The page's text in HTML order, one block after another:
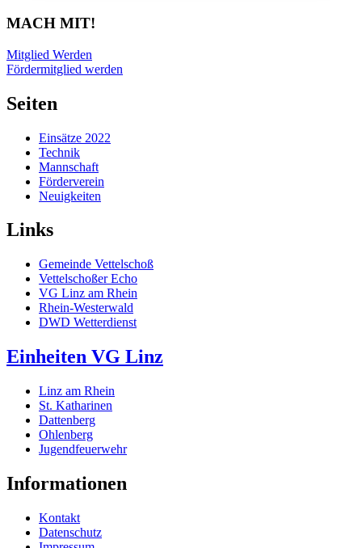
MACH MIT!
Mitglied Werden
Fördermitglied werden
Seiten
Einsätze 2022
Technik
Mannschaft
Förderverein
Neuigkeiten
Links
Gemeinde Vettelschoß
Vettelschoßer Echo
VG Linz am Rhein
Rhein-Westerwald
DWD Wetterdienst
Einheiten VG Linz
Linz am Rhein
St. Katharinen
Dattenberg
Ohlenberg
Jugendfeuerwehr
Informationen
Kontakt
Datenschutz